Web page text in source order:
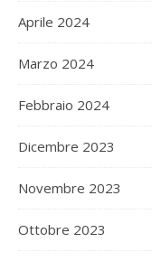
Aprile 2024
Marzo 2024
Febbraio 2024
Dicembre 2023
Novembre 2023
Ottobre 2023